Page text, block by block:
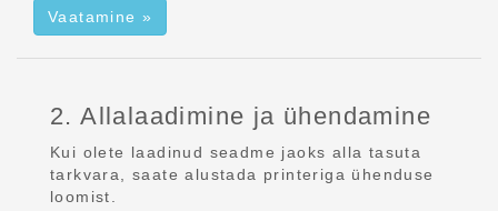
Vaatamine »
2. Allalaadimine ja ühendamine
Kui olete laadinud seadme jaoks alla tasuta
tarkvara, saate alustada printeriga ühenduse
loomist.